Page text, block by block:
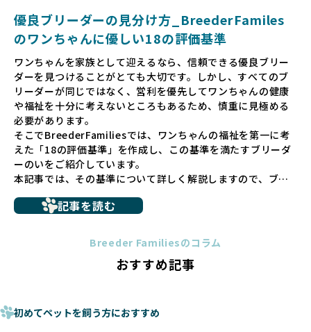
ゃんに優しい世界を築いていきたいと考えています。
長するための環境が十分に整っていない場合が多く、販売ま
での間に過密な環境や長距離移動のストレスを受けることが
少なくありません。このような環境は、健康リスクや社会性
の問題につながりやすく、ワンちゃんにとっても望ましいと
は言えません。
こうした背景から、BreederFamiliesはペットショップを介
さない直接販売を採用するとともに、ペットオークションや
ペットショップを利用するブリーダーの掲載も行ってしませ
ん。
ペットショップを避けた方がいい理由の詳細はこちら
法令レベルの最低基準にとどまっていることが問題です。こ
ものに過ぎず、ワンちゃんの心身の福祉やブリーダーの責任
少なくなく、消費者にとって選択の判断が難しい現状があり
優良ブリーダーの見分け方_BreederFamiles
のワンちゃんに優しい18の評価基準
ワンちゃんを家族として迎えるなら、信頼できる優良ブリー
ダーを見つけることがとても大切です。しかし、すべてのブ
リーダーが同じではなく、営利を優先してワンちゃんの健康
や福祉を十分に考えないところもあるため、慎重に見極める
必要があります。
そこでBreederFamiliesでは、ワンちゃんの福祉を第一に考
えた「18の評価基準」を作成し、この基準を満たすブリーダ
ーのいをご紹介しています。
本記事では、その基準について詳しく解説しますので、ブリ
に断尾（しっぽを切る）や断耳（耳を切る）が行われている
ことがあります。
これは痛みを伴う処置で、ワンちゃんの身体的な負担が大き
手段でもあるため、切断されることで他の犬や人間との意思
記事を読む
Breeder Familiesのコラム
おすすめ記事
初めてペットを飼う方におすすめ